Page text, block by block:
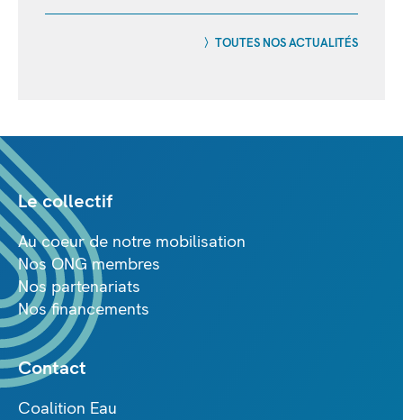
TOUTES NOS ACTUALITÉS
Le collectif
Au coeur de notre mobilisation
Nos ONG membres
Nos partenariats
Nos financements
Contact
Coalition Eau